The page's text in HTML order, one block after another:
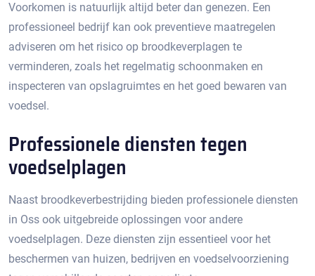
Voorkomen is natuurlijk altijd beter dan genezen.​ Een
professioneel bedrijf kan ook preventieve maatregelen
adviseren om het risico op broodkeverplagen te
verminderen, zoals het regelmatig schoonmaken en
inspecteren van opslagruimtes en het goed bewaren van
voedsel.​
Professionele diensten tegen
voedselplagen
Naast broodkeverbestrijding bieden professionele diensten
in Oss ook uitgebreide oplossingen voor andere
voedselplagen.​ Deze diensten zijn essentieel voor het
beschermen van huizen, bedrijven en voedselvoorziening